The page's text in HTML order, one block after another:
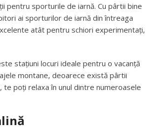
pentru sporturile de iarnă. Cu pârtii bine
ai sporturilor de iarnă din întreaga
atât pentru schiori experimentați,
stațiuni locuri ideale pentru o vacanță
montane, deoarece există pârtii
poți relaxa în unul dintre numeroasele